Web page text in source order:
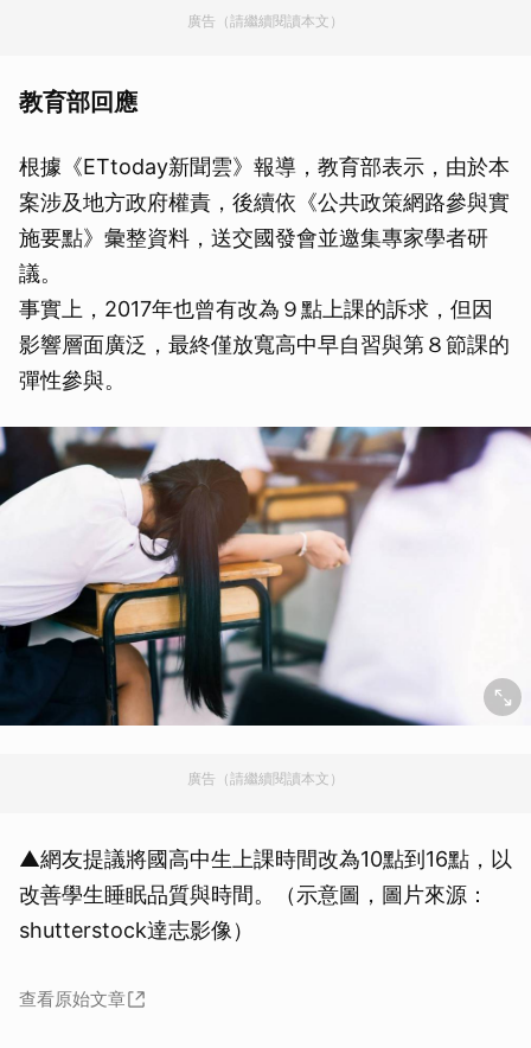
廣告（請繼續閱讀本文）
教育部回應
根據《ETtoday新聞雲》報導，教育部表示，由於本
案涉及地方政府權責，後續依《公共政策網路參與實
施要點》彙整資料，送交國發會並邀集專家學者研
議。
事實上，2017年也曾有改為９點上課的訴求，但因
影響層面廣泛，最終僅放寬高中早自習與第８節課的
彈性參與。
廣告（請繼續閱讀本文）
▲網友提議將國高中生上課時間改為10點到16點，以
改善學生睡眠品質與時間。（示意圖，圖片來源：
shutterstock達志影像）
查看原始文章